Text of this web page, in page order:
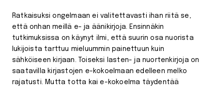
Ratkaisuksi ongelmaan ei valitettavasti ihan riitä se,
että onhan meillä e- ja äänikirjoja. Ensinnäkin
tutkimuksissa on käynyt ilmi, että suurin osa nuorista
lukijoista tarttuu mieluummin painettuun kuin
sähköiseen kirjaan. Toiseksi lasten- ja nuortenkirjoja on
saatavilla kirjastojen e-kokoelmaan edelleen melko
rajatusti. Mutta totta kai e-kokoelma täydentää